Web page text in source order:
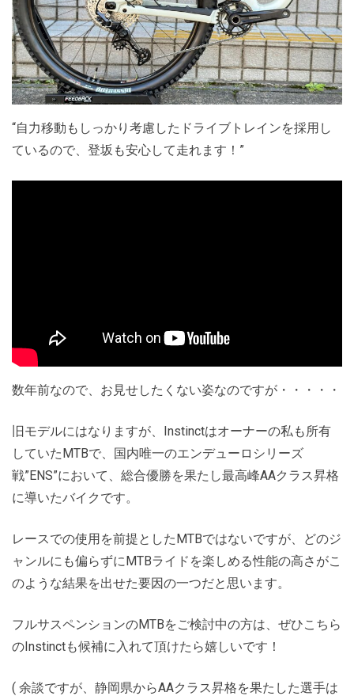
“自力移動もしっかり考慮したドライブトレインを採用し
ているので、登坂も安心して走れます！”
数年前なので、お見せしたくない姿なのですが・・・・・
旧モデルにはなりますが、Instinctはオーナーの私も所有
していたMTBで、国内唯一のエンデューロシリーズ
戦”ENS”において、総合優勝を果たし最高峰AAクラス昇格
に導いたバイクです。
レースでの使用を前提としたMTBではないですが、どのジ
ャンルにも偏らずにMTBライドを楽しめる性能の高さがこ
のような結果を出せた要因の一つだと思います。
フルサスペンションのMTBをご検討中の方は、ぜひこちら
のInstinctも候補に入れて頂けたら嬉しいです！
( 余談ですが、静岡県からAAクラス昇格を果たした選手は